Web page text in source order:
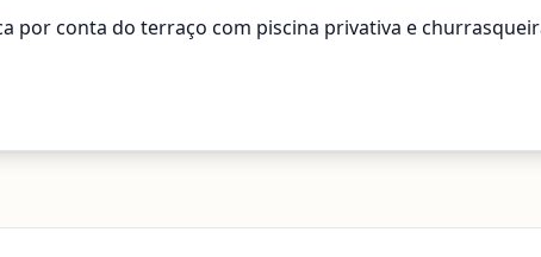
por conta do terraço com piscina privativa e